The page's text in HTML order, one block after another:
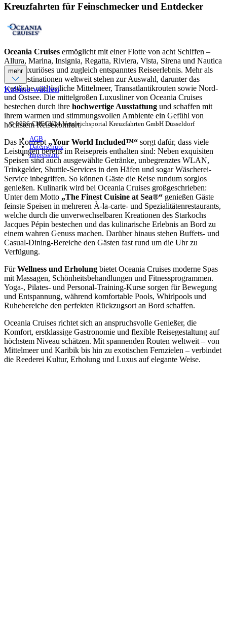
Kreuzfahrten für Feinschmecker und Entdecker
Oceania Cruises ermöglicht mit einer Flotte von acht Schiffen –
Allura, Marina, Insignia, Regatta, Riviera, Vista, Sirena und Nautica
– ein luxuriöses und zugleich entspanntes Reiseerlebnis. Mehr als
600 Destinationen weltweit stehen zur Auswahl, darunter das
westliche und östliche Mittelmeer, Transatlantikrouten sowie Nord-
und Ostsee. Die mittelgroßen Luxusliner von Oceania Cruises
bestechen durch ihre hochwertige Ausstattung und schaffen mit
ihrem warmen und stimmungsvollen Ambiente ein Gefühl von
höchstem Reisekomfort.
Das Konzept „Your World Included™“ sorgt dafür, dass viele
Leistungen bereits im Reisepreis enthalten sind: Neben exquisiten
Speisen sind auch ausgewählte Getränke, unbegrenztes WLAN,
Trinkgelder, Shuttle-Services in den Häfen und sogar Wäscherei-
Service inbegriffen. So können Gäste die Reise rundum sorglos
genießen. Kulinarik wird bei Oceania Cruises großgeschrieben:
Unter dem Motto „The Finest Cuisine at Sea®“ genießen Gäste
feinste Speisen in mehreren À-la-carte- und Spezialitätenrestaurants,
welche durch die unverwechselbaren Kreationen des Starkochs
Jacques Pépin bestechen und das kulinarische Erlebnis an Bord zu
einem wahren Genuss machen. Darüber hinaus stehen Buffets- und
Casual-Dining-Bereiche den Gästen fast rund um die Uhr zu
Verfügung.
FürWellness und Erholung bietet Oceania Cruises moderne Spas
mit Massagen, Schönheitsbehandlungen und Fitnessprogrammen.
Yoga-, Pilates- und Personal-Training-Kurse sorgen für Bewegung
und Entspannung, während komfortable Pools, Whirlpools und
Ruhebereiche den perfekten Rückzugsort an Bord schaffen.
Oceania Cruises richtet sich an anspruchsvolle Genießer, die
Komfort, erstklassige Gastronomie und flexible Reisegestaltung auf
höchstem Niveau schätzen. Mit spannenden Routen weltweit – von
Mittelmeer und Karibik bis hin zu exotischen Fernzielen – verbindet
die Reederei Kultur, Erholung und Luxus auf elegante Weise.
mehr
Kabine wählen
© 2026 CHECK24 Vergleichsportal Kreuzfahrten GmbH Düsseldorf
AGB
Datenschutz
Impressum